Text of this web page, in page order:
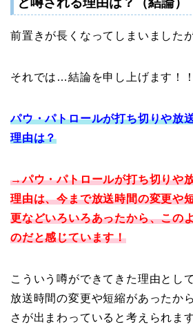
前置きが長くなってしまいました
それでは…結論を申し上げます！！
パウ・パトロールが打ち切りや放
理由は？
→パウ・パトロールが打ち切りや
理由は、今まで放送時間の変更や
更などいろいろあったから、この
のだと感じています！
こういう噂ができてきた理由とし
放送時間の変更や短縮があったか
さが出まわっていると考えられます